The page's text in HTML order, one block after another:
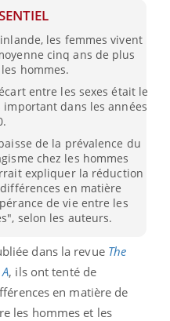
les femmes vivent
cinq ans de plus
hommes.
entre les sexes était le
important dans les années
de la prévalence du
chez les hommes
expliquer la réduction
en matière
de vie entre les
selon les auteurs.
dans la revue The
, ils ont tenté de
en matière de
les hommes et les